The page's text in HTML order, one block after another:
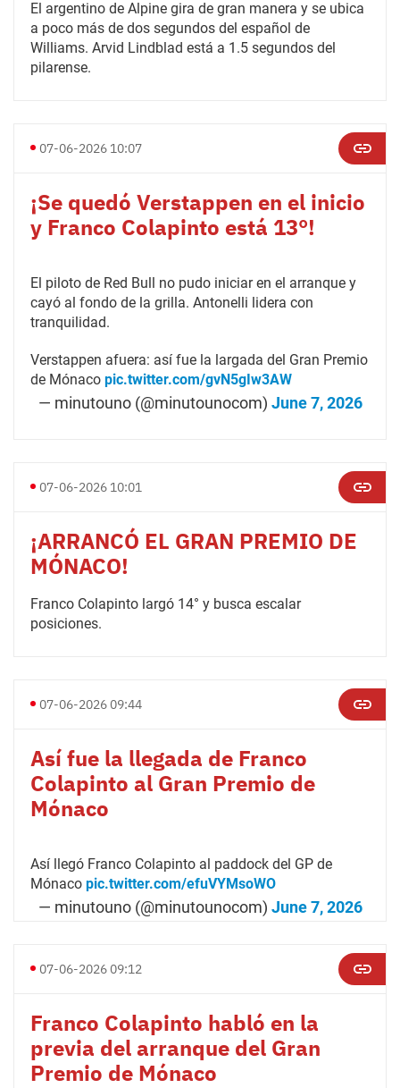
El argentino de Alpine gira de gran manera y se ubica
a poco más de dos segundos del español de
Williams. Arvid Lindblad está a 1.5 segundos del
pilarense.
07-06-2026 10:07
¡Se quedó Verstappen en el inicio
y Franco Colapinto está 13°!
El piloto de Red Bull no pudo iniciar en el arranque y
cayó al fondo de la grilla. Antonelli lidera con
tranquilidad.
Verstappen afuera: así fue la largada del Gran Premio
de Mónaco pic.twitter.com/gvN5gIw3AW
— minutouno (@minutounocom) June 7, 2026
07-06-2026 10:01
¡ARRANCÓ EL GRAN PREMIO DE
MÓNACO!
Franco Colapinto largó 14° y busca escalar
posiciones.
07-06-2026 09:44
Así fue la llegada de Franco
Colapinto al Gran Premio de
Mónaco
Así llegó Franco Colapinto al paddock del GP de
Mónaco pic.twitter.com/efuVYMsoWO
— minutouno (@minutounocom) June 7, 2026
07-06-2026 09:12
Franco Colapinto habló en la
previa del arranque del Gran
Premio de Mónaco